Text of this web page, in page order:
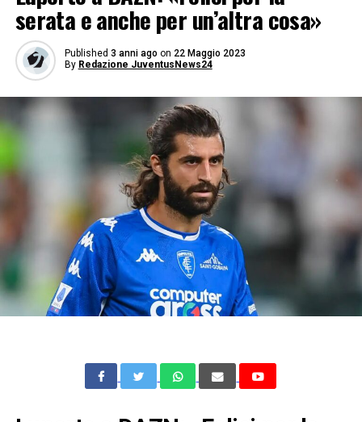
serata e anche per un’altra cosa»
Published 3 anni ago on 22 Maggio 2023
By Redazione JuventusNews24